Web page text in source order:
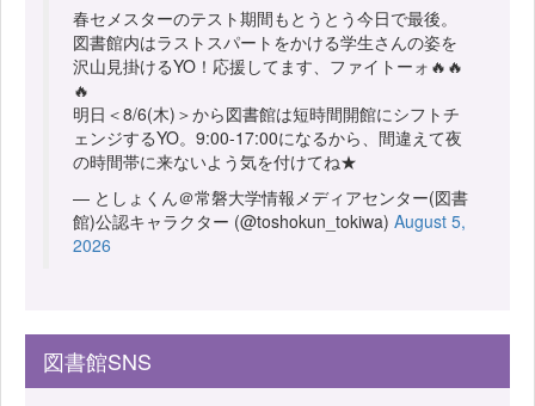
春セメスターのテスト期間もとうとう今日で最後。
図書館内はラストスパートをかける学生さんの姿を
沢山見掛けるYO！応援してます、ファイトーォ🔥🔥
🔥
明日＜8/6(木)＞から図書館は短時間開館にシフトチ
ェンジするYO。9:00-17:00になるから、間違えて夜
の時間帯に来ないよう気を付けてね★
— としょくん＠常磐大学情報メディアセンター(図書
館)公認キャラクター (@toshokun_tokiwa) August 5,
2026
図書館SNS